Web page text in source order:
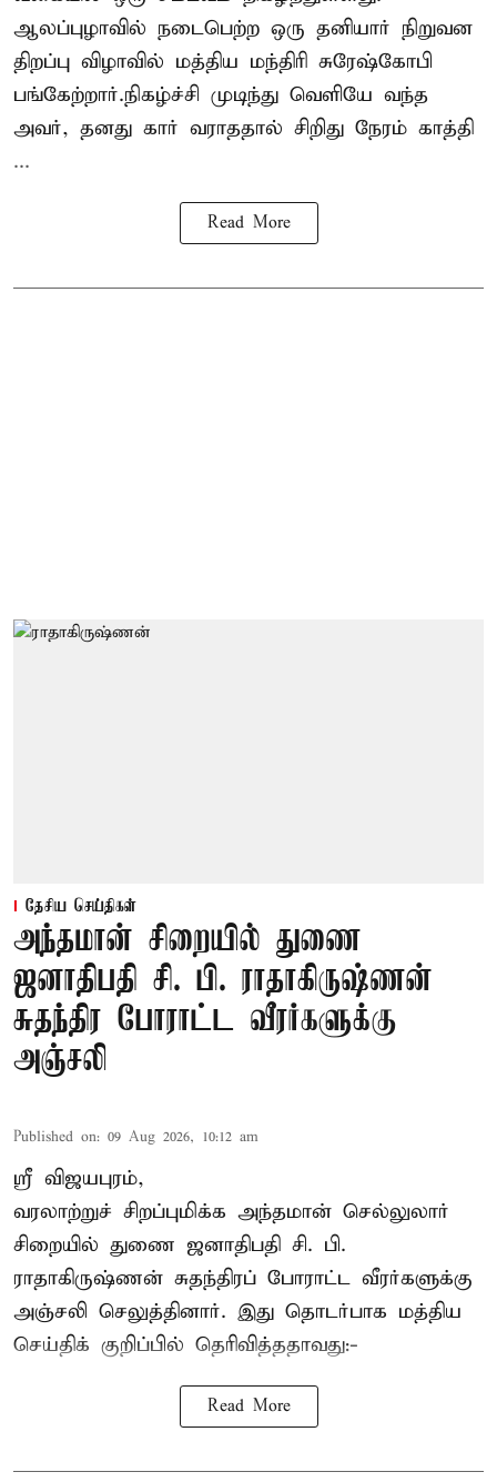
ஆலப்புழாவில் நடைபெற்ற ஒரு தனியார் நிறுவன
திறப்பு விழாவில் மத்திய மந்திரி சுரேஷ்கோபி
பங்கேற்றார்.நிகழ்ச்சி முடிந்து வெளியே வந்த
அவர், தனது கார் வராததால் சிறிது நேரம் காத்தி
...
Read More
தேசிய செய்திகள்
அந்தமான் சிறையில் துணை
ஜனாதிபதி சி. பி. ராதாகிருஷ்ணன்
சுதந்திர போராட்ட வீரர்களுக்கு
அஞ்சலி
Published on: 09 Aug 2026, 10:12 am
ஸ்ரீ விஜயபுரம்,
வரலாற்றுச் சிறப்புமிக்க அந்தமான் செல்லுலார்
சிறையில் துணை ஜனாதிபதி சி. பி.
ராதாகிருஷ்ணன் சுதந்திரப் போராட்ட வீரர்களுக்கு
அஞ்சலி செலுத்தினார். இது தொடர்பாக மத்திய
செய்திக் குறிப்பில் தெரிவித்ததாவது:-
Read More